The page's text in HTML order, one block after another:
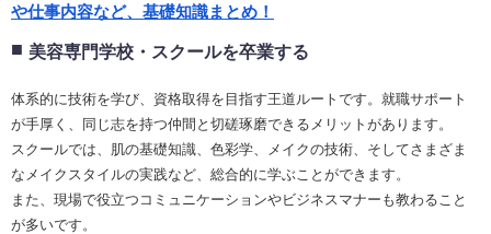
や仕事内容など、基礎知識まとめ！
美容専門学校・スクールを卒業する
体系的に技術を学び、資格取得を目指す王道ルートです。就職サポート
が手厚く、同じ志を持つ仲間と切磋琢磨できるメリットがあります。
スクールでは、肌の基礎知識、色彩学、メイクの技術、そしてさまざま
なメイクスタイルの実践など、総合的に学ぶことができます。
また、現場で役立つコミュニケーションやビジネスマナーも教わること
が多いです。